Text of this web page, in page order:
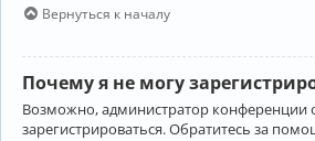
Вернуться к началу
Почему я не могу
Возможно, администратор конференции
зарегистрироваться. Обратитесь за